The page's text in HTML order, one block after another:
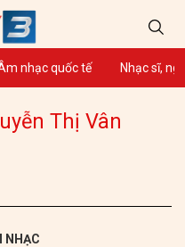
nhạc quốc tế Nhạc sĩ,
Thị Vân
NHẠC